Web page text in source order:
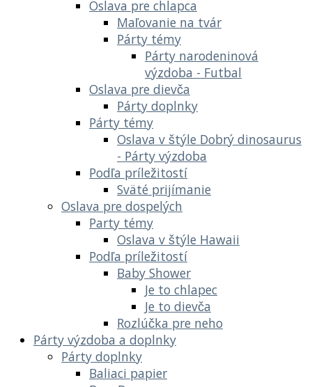
Oslava pre chlapca
Maľovanie na tvár
Párty témy
Párty narodeninová
výzdoba - Futbal
Oslava pre dievča
Párty doplnky
Párty témy
Oslava v štýle Dobrý dinosaurus
- Párty výzdoba
Podľa príležitostí
Sväté prijímanie
Oslava pre dospelých
Party témy
Oslava v štýle Hawaii
Podľa príležitostí
Baby Shower
Je to chlapec
Je to dievča
Rozlúčka pre neho
Párty výzdoba a doplnky
Párty doplnky
Baliaci papier